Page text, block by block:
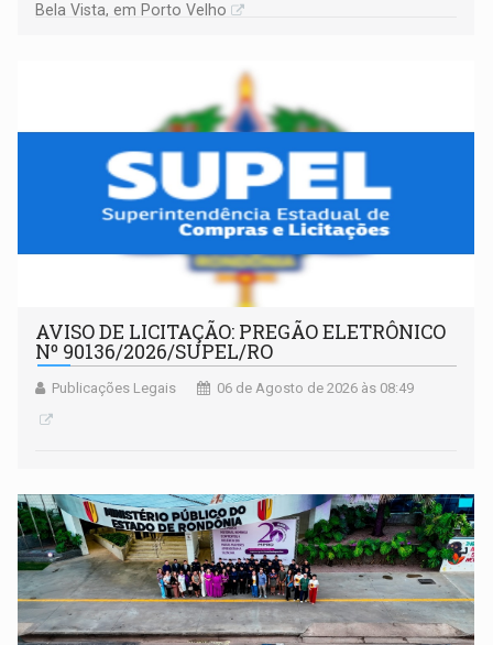
Bela Vista, em Porto Velho
AVISO DE LICITAÇÃO: PREGÃO ELETRÔNICO
Nº 90136/2026/SUPEL/RO
Publicações Legais 06 de Agosto de 2026 às 08:49